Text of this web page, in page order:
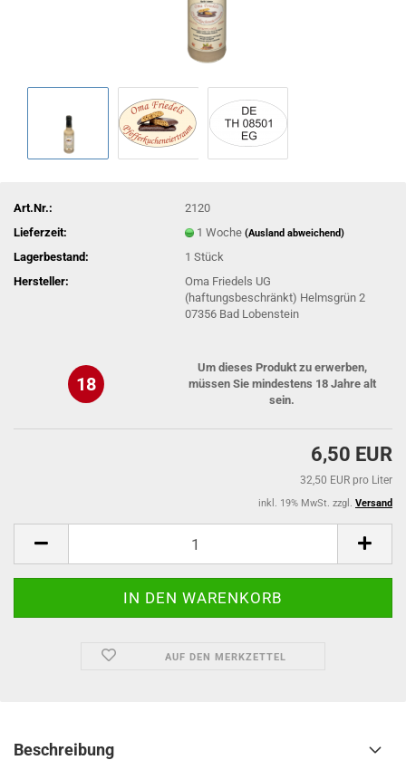
Art.Nr.:
2120
Lieferzeit:
1 Woche(Ausland abweichend)
Lagerbestand: 1Stück
Hersteller:
Oma Friedels UG
(haftungsbeschränkt) Helmsgrün 2
07356 Bad Lobenstein
18
Um dieses Produkt zu erwerben,
müssen Sie mindestens 18 Jahre alt
sein.
6,50 EUR
32,50 EUR pro Liter
inkl. 19% MwSt. zzgl. Versand
AUF DEN MERKZETTEL
Beschreibung